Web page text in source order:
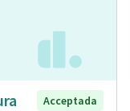
Acceptada